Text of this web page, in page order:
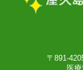
〒891-
医